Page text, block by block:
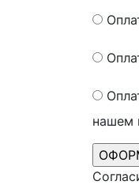
нашем